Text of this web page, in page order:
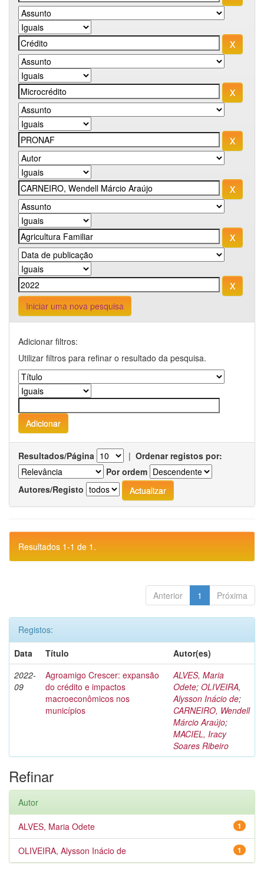
Iniciar uma nova pesquisa
Adicionar filtros:
Utilizar filtros para refinar o resultado da pesquisa.
Resultados/Página | Ordenar registos por:
Por ordem
Autores/Registo
Resultados 1-1 de 1.
Anterior 1 Próxima
Registos:
Data
Título
Autor(es)
2022-
09
Agroamigo Crescer: expansão
do crédito e impactos
macroeconômicos nos
municípios
ALVES, Maria
Odete; OLIVEIRA,
Alysson Inácio de;
CARNEIRO, Wendell
Márcio Araújo;
MACIEL, Iracy
Soares Ribeiro
Refinar
Autor
1
ALVES, Maria Odete
1
OLIVEIRA, Alysson Inácio de